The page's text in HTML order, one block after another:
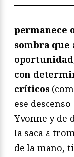
permanece
sombra
con
críticos
ese
Yvonne y de
la saca a
de la mano,